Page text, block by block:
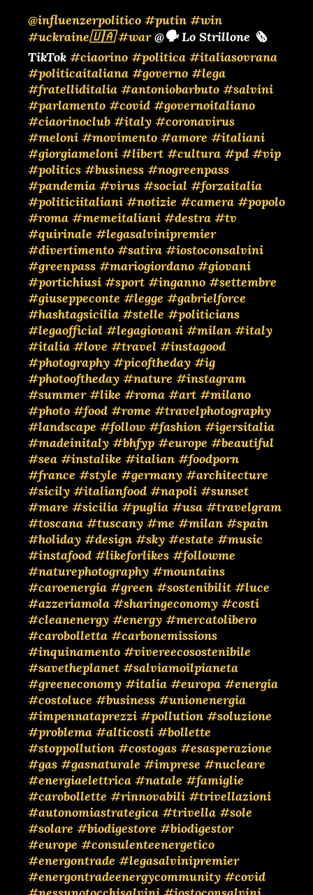
@influenzerpolitico #putin #win
#uckraine🇺🇦 #war@🗣️ Lo Strillone 🗞️
TikTok #ciaorino #politica #italiasovrana
#politicaitaliana #governo #lega
#fratelliditalia #antoniobarbuto #salvini
#parlamento #covid #governoitaliano
#ciaorinoclub #italy #coronavirus
#meloni #movimento #amore #italiani
#giorgiameloni #libert #cultura #pd #vip
#politics #business #nogreenpass
#pandemia #virus #social #forzaitalia
#politiciitaliani #notizie #camera #popolo
#roma #memeitaliani #destra #tv
#quirinale #legasalvinipremier
#divertimento #satira #iostoconsalvini
#greenpass #mariogiordano #giovani
#portichiusi #sport #inganno #settembre
#giuseppeconte #legge #gabrielforce
#hashtagsicilia #stelle #politicians
#legaofficial #legagiovani #milan #italy
#italia #love #travel #instagood
#photography #picoftheday #ig
#photooftheday #nature #instagram
#summer #like #roma #art #milano
#photo #food #rome #travelphotography
#landscape #follow #fashion #igersitalia
#madeinitaly #bhfyp #europe #beautiful
#sea #instalike #italian #foodporn
#france #style #germany #architecture
#sicily #italianfood #napoli #sunset
#mare #sicilia #puglia #usa #travelgram
#toscana #tuscany #me #milan #spain
#holiday #design #sky #estate #music
#instafood #likeforlikes #followme
#naturephotography #mountains
#caroenergia #green #sostenibilit #luce
#azzeriamola #sharingeconomy #costi
#cleanenergy #energy #mercatolibero
#carobolletta #carbonemissions
#inquinamento #vivereecosostenibile
#savetheplanet #salviamoilpianeta
#greeneconomy #italia #europa #energia
#costoluce #business #unionenergia
#impennataprezzi #pollution #soluzione
#problema #alticosti #bollette
#stoppollution #costogas #esasperazione
#gas #gasnaturale #imprese #nucleare
#energiaelettrica #natale #famiglie
#carobollette #rinnovabili #trivellazioni
#autonomiastrategica #trivella #sole
#solare #biodigestore #biodigestor
#europe #consulenteenergetico
#energontrade #legasalvinipremier
#energontradeenergycommunity #covid